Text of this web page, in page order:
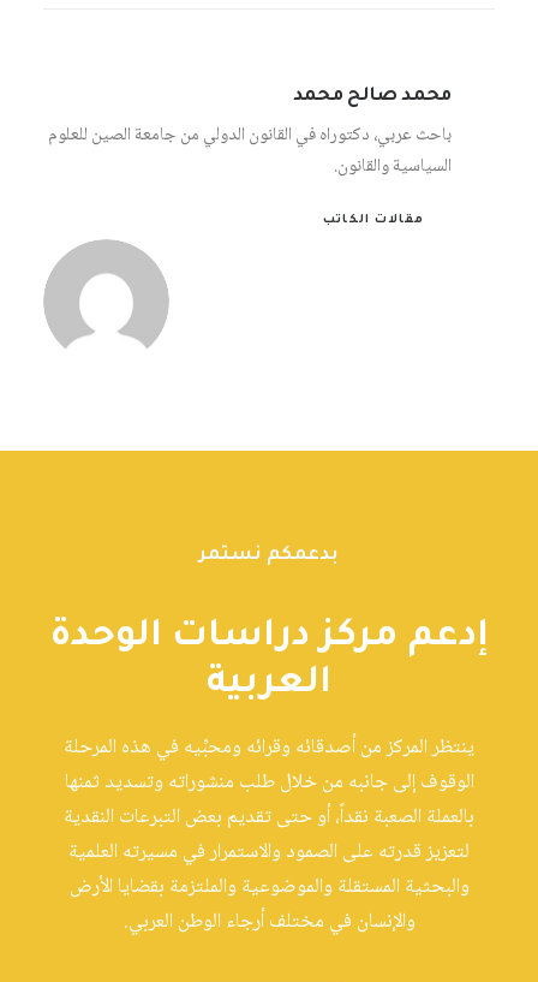
محمد صالح محمد
باحث عربي، دكتوراه في القانون الدولي من جامعة الصين للعلوم
السياسية والقانون.
مقالات الكاتب
بدعمكم نستمر
إدعم مركز دراسات الوحدة
العربية
ينتظر المركز من أصدقائه وقرائه ومحبِّيه في هذه المرحلة
الوقوف إلى جانبه من خلال طلب منشوراته وتسديد ثمنها
بالعملة الصعبة نقداً، أو حتى تقديم بعض التبرعات النقدية
لتعزيز قدرته على الصمود والاستمرار في مسيرته العلمية
والبحثية المستقلة والموضوعية والملتزمة بقضايا الأرض
والإنسان في مختلف أرجاء الوطن العربي.